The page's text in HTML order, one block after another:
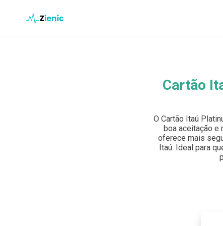
Pulsa Enter para buscar o ESC para cerrar.
Cartão
O Cartão Itaú
boa aceitação e
oferece mais
Itaú. Ideal para